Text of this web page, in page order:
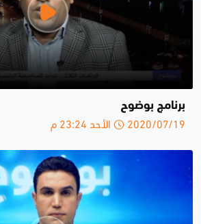
برنامج بوضوح
2020/07/19 الأحد 23:24 م